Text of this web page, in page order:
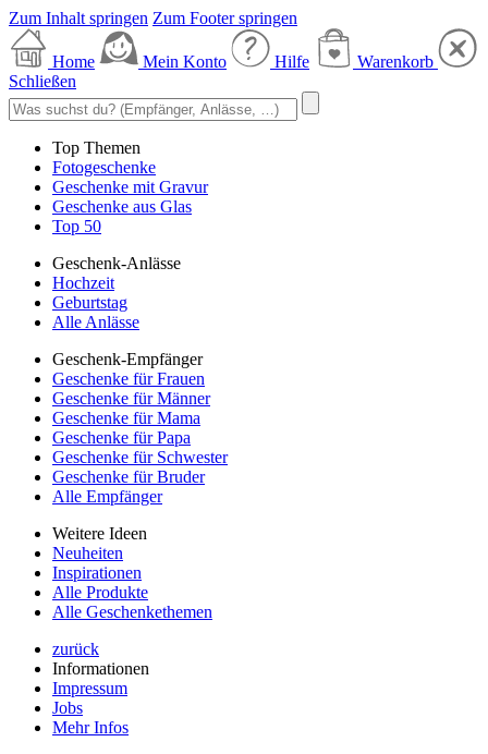
Zum Inhalt springen Zum Footer springen
Home Mein Konto Hilfe
Warenkorb
Schließen
Top Themen
Fotogeschenke
Geschenke mit Gravur
Geschenke aus Glas
Top 50
Geschenk-Anlässe
Hochzeit
Geburtstag
Alle Anlässe
Geschenk-Empfänger
Geschenke für Frauen
Geschenke für Männer
Geschenke für Mama
Geschenke für Papa
Geschenke für Schwester
Geschenke für Bruder
Alle Empfänger
Weitere Ideen
Neuheiten
Inspirationen
Alle Produkte
Alle Geschenkethemen
zurück
Informationen
Impressum
Jobs
Mehr Infos